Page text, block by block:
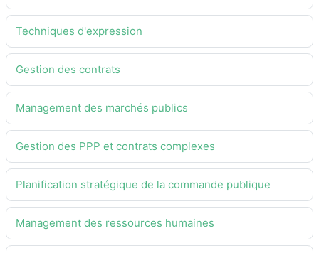
Techniques d'expression
Gestion des contrats
Management des marchés publics
Gestion des PPP et contrats complexes
Planification stratégique de la commande publique
Management des ressources humaines